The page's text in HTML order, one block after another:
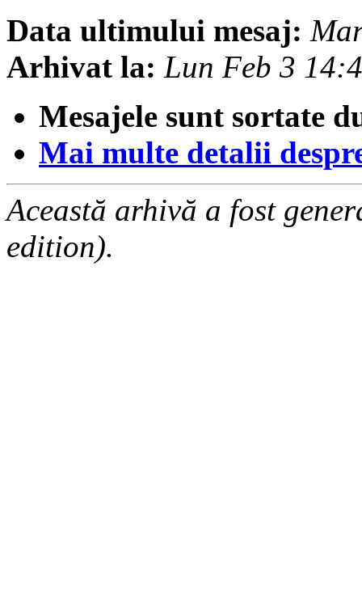
Data ultimului mesaj:
Arhivat la: Lun Feb 3
Mesajele sunt sortate
Mai multe detalii
Această arhivă a fost
edition).